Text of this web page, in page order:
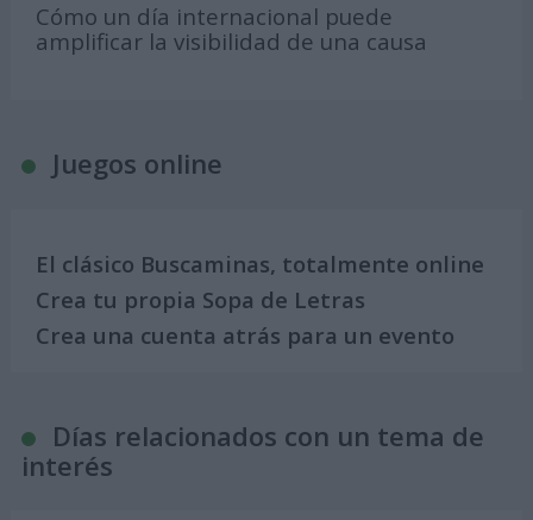
Cómo un día internacional puede
amplificar la visibilidad de una causa
Juegos online
El clásico Buscaminas, totalmente online
Crea tu propia Sopa de Letras
Crea una cuenta atrás para un evento
Días relacionados con un tema de
interés